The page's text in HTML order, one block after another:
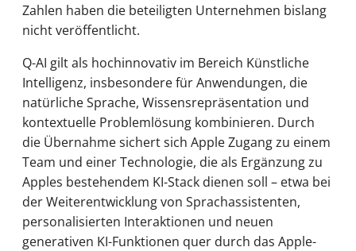
Zahlen haben die beteiligten Unternehmen bislang
nicht veröffentlicht.
Q-AI gilt als hochinnovativ im Bereich Künstliche
Intelligenz, insbesondere für Anwendungen, die
natürliche Sprache, Wissensrepräsentation und
kontextuelle Problemlösung kombinieren. Durch
die Übernahme sichert sich Apple Zugang zu einem
Team und einer Technologie, die als Ergänzung zu
Apples bestehendem KI-Stack dienen soll – etwa bei
der Weiterentwicklung von Sprachassistenten,
personalisierten Interaktionen und neuen
generativen KI-Funktionen quer durch das Apple-